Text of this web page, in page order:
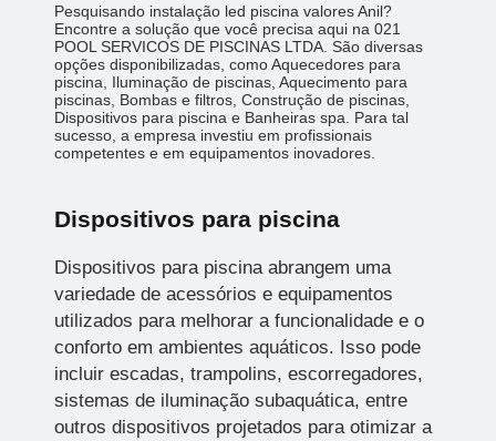
Pesquisando instalação led piscina valores Anil?
Encontre a solução que você precisa aqui na 021
POOL SERVICOS DE PISCINAS LTDA. São diversas
opções disponibilizadas, como Aquecedores para
piscina, Iluminação de piscinas, Aquecimento para
piscinas, Bombas e filtros, Construção de piscinas,
Dispositivos para piscina e Banheiras spa. Para tal
sucesso, a empresa investiu em profissionais
competentes e em equipamentos inovadores.
Dispositivos para piscina
Dispositivos para piscina abrangem uma
variedade de acessórios e equipamentos
utilizados para melhorar a funcionalidade e o
conforto em ambientes aquáticos. Isso pode
incluir escadas, trampolins, escorregadores,
sistemas de iluminação subaquática, entre
outros dispositivos projetados para otimizar a